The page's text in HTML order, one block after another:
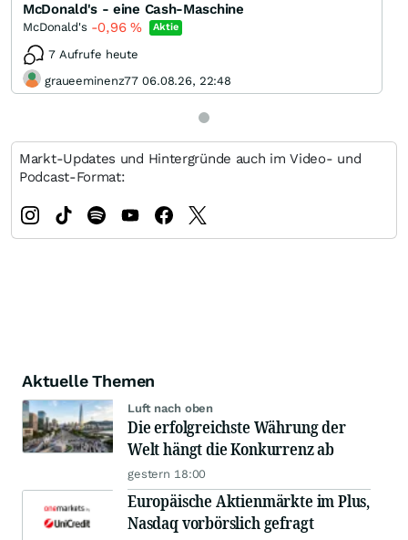
McDonald's - eine Cash-Maschine
McDonald's -0,96 % Aktie
7 Aufrufe heute
graueeminenz77 06.08.26, 22:48
Markt-Updates und Hintergründe auch im Video- und
Podcast-Format:
Aktuelle Themen
Luft nach oben
Die erfolgreichste Währung der
Welt hängt die Konkurrenz ab
gestern 18:00
Europäische Aktienmärkte im Plus,
Nasdaq vorbörslich gefragt